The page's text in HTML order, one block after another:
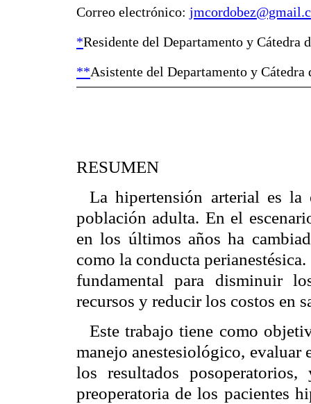
Correo electrónico:
*Residente del Departamento y Cátedra
**Asistente del Departamento y
RESUMEN
La hipertensión arterial es la
población adulta. En el
en los últimos años ha
como la conducta
fundamental para disminuir
recursos y reducir los costos en
Este trabajo tiene como
manejo anestesiológico, evaluar
los resultados
preoperatoria de los pacientes